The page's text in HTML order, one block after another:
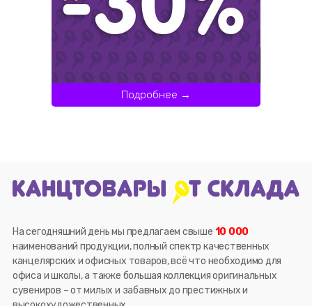
Подробнее →
На сегодняшний день мы предлагаем свыше 10 000
наименований продукции, полный спектр качественных
канцелярских и офисных товаров, всё что необходимо для
офиса и школы, а также большая коллекция оригинальных
сувениров – от милых и забавных до престижных и